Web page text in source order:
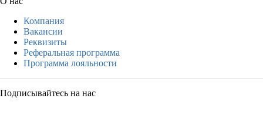
Компания
Вакансии
Реквизиты
Реферальная программа
Программа лояльности
Подписывайтесь на нас